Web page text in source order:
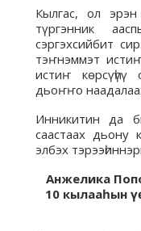
Кылгас, ол эрэн
түргэнник
сэргэхсийбит
тэҥнэммэт
истиҥ
дьоҥҥо
Инникитин да
саастаах дьону
элбэх
Анжелика
10 кылааһын